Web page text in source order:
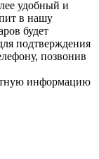
удобный и
в нашу
будет
подтверждения
позвонив
информацию